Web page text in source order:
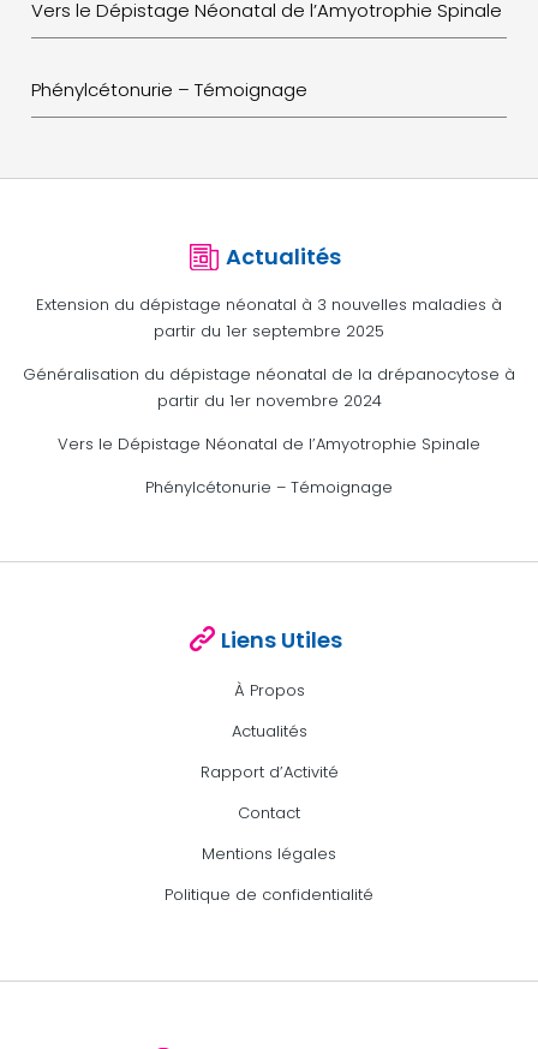
Vers le Dépistage Néonatal de l’Amyotrophie Spinale
Phénylcétonurie – Témoignage
Actualités
Extension du dépistage néonatal à 3 nouvelles maladies à
partir du 1er septembre 2025
Généralisation du dépistage néonatal de la drépanocytose à
partir du 1er novembre 2024
Vers le Dépistage Néonatal de l’Amyotrophie Spinale
Phénylcétonurie – Témoignage
Liens Utiles
À Propos
Actualités
Rapport d’Activité
Contact
Mentions légales
Politique de confidentialité